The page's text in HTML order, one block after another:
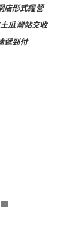
店形式經營
瓜灣站交收
遞到付